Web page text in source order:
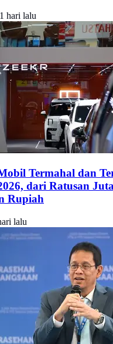
1 hari lalu
Termahal dan
dari Ratusan
Rupiah
lalu